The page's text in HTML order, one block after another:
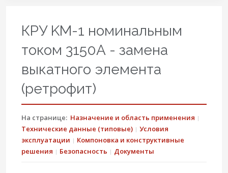
КРУ KМ-1 номинальным
током 3150А - замена
выкатного элемента
(ретрофит)
На странице: Назначение и область применения
Технические данные (типовые)
Условия
эксплуатации
Компоновка и конструктивные
решения
Безопасность Документы